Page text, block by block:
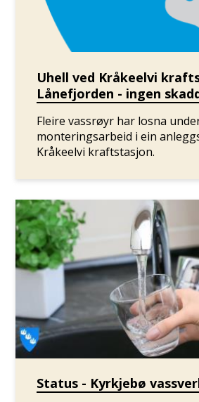
Uhell ved Kråkeelvi
Lånefjorden - ingen
Fleire vassrøyr har losna
monteringsarbeid i ein
Kråkeelvi kraftstasjon.
Status - Kyrkjebø